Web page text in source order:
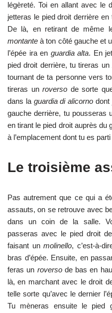
légèreté. Toi en allant avec le
jetteras le pied droit derrière en
De là, en retirant de même
montante à ton côté gauche et
l’épée ira en guardia alta. En
pied droit derrière, tu tireras un
tournant de ta personne vers
tireras unroverso de sorte
dans la guardia di alicorno dont
gauche derrière, tu pousseras
en tirant le pied droit auprès du
à l’emplacement dont tu es
Le troisième
Pas autrement que ce qui a
assauts, on se retrouve avec
dans un coin de la salle.
passeras avec le pied droit
faisant unmolinello, c’est-à-
bras d’épée. Ensuite, en
feras un roversode bas en
là, en marchant avec le droit
telle sorte qu’avec le dernier
Tu mèneras ensuite le pied